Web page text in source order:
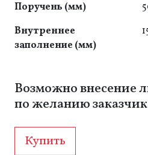
Поручень (мм)
Внутреннее
заполнение (мм)
Возможно внесение
по желанию
Купить